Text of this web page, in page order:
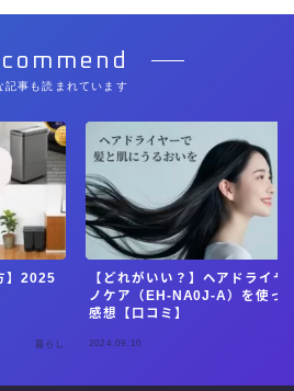
記事も読まれています
】2025
暮らし
【どれがいい？】ヘアドライヤ
ノケア（EH-NA0J-A）を使っ
感想【口コミ】
2024.09.10